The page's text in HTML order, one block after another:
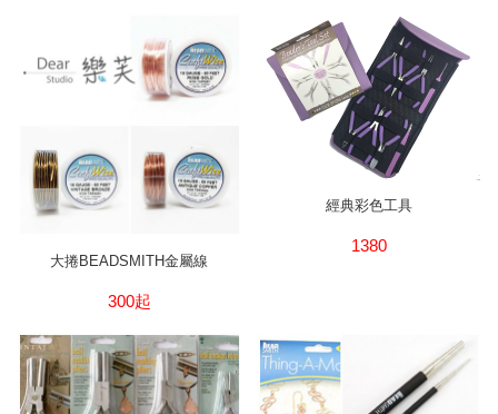
大捲BEADSMITH金屬線
300起
經典彩色工具
1380